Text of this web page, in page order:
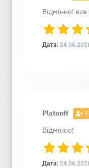
Відмінно!
Дата:
Platonff
Відмінно!
Дата: